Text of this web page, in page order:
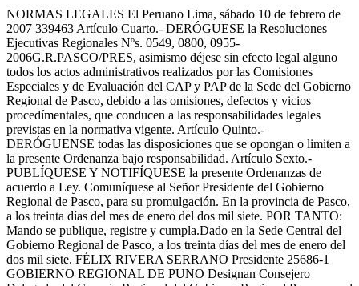
NORMAS LEGALES El Peruano Lima, sábado 10 de febrero de
2007 339463 Artículo Cuarto.- DERÓGUESE la Resoluciones
Ejecutivas Regionales Nºs. 0549, 0800, 0955-
2006G.R.PASCO/PRES, asimismo déjese sin efecto legal alguno
todos los actos administrativos realizados por las Comisiones
Especiales y de Evaluación del CAP y PAP de la Sede del Gobierno
Regional de Pasco, debido a las omisiones, defectos y vicios
procedímentales, que conducen a las responsabilidades legales
previstas en la normativa vigente. Artículo Quinto.-
DERÓGUENSE todas las disposiciones que se opongan o limiten a
la presente Ordenanza bajo responsabilidad. Artículo Sexto.-
PUBLÍQUESE Y NOTIFÍQUESE la presente Ordenanzas de
acuerdo a Ley. Comuníquese al Señor Presidente del Gobierno
Regional de Pasco, para su promulgación. En la provincia de Pasco,
a los treinta días del mes de enero del dos mil siete. POR TANTO:
Mando se publique, registre y cumpla.Dado en la Sede Central del
Gobierno Regional de Pasco, a los treinta días del mes de enero del
dos mil siete. FÉLIX RIVERA SERRANO Presidente 25686-1
GOBIERNO REGIONAL DE PUNO Designan Consejero